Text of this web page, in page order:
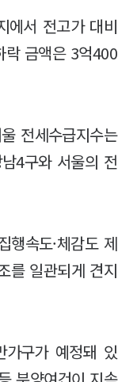
에서 전고가 대비
금액은 3억400
전세수급지수는
4구와 서울의 전
행속도·체감도 제
를 일관되게 견지
구가 예정돼 있